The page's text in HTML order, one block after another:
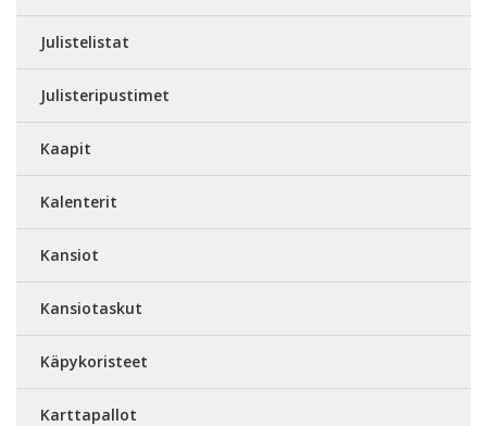
Julistelistat
Julisteripustimet
Kaapit
Kalenterit
Kansiot
Kansiotaskut
Käpykoristeet
Karttapallot